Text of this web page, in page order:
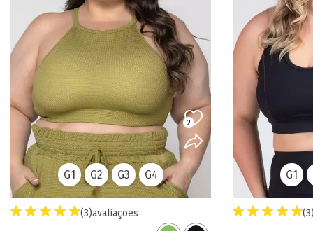
2
(3)avaliações
G1 G2 G3 G4 G1